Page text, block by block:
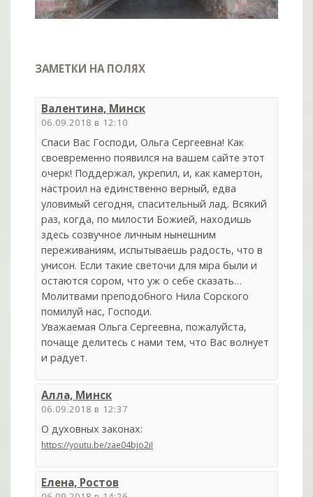
ЗАМЕТКИ НА ПОЛЯХ
Валентина, Минск
06.09.2018 в 12:10
Спаси Вас Господи, Ольга Сергеевна! Как
своевременно появился на вашем сайте этот
очерк! Поддержал, укрепил, и, как камертон,
настроил на единственно верный, едва
уловимый сегодня, спасительный лад. Всякий
раз, когда, по милости Божией, находишь
здесь созвучное личным нынешним
переживаниям, испытываешь радость, что в
унисон. Если такие светочи для мiра были и
остаются сором, что уж о себе сказать…
Молитвами преподобного Нила Сорского
помилуй нас, Господи.
Уважаемая Ольга Сергеевна, пожалуйста,
почаще делитесь с нами тем, что Вас волнует
и радует.
Алла, Минск
06.09.2018 в 12:37
О духовных законах:
https://youtu.be/zae04bjo2iI
Елена, Ростов